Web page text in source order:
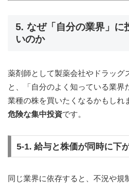
5. なぜ「自分の業界」に
いのか
薬剤師として製薬会社やドラッグ
と、「自分のよく知っている業界
業種の株を買いたくなるかもしれ
危険な集中投資です。
5-1. 給与と株価が同時に下
同じ業界に依存すると、不況や規